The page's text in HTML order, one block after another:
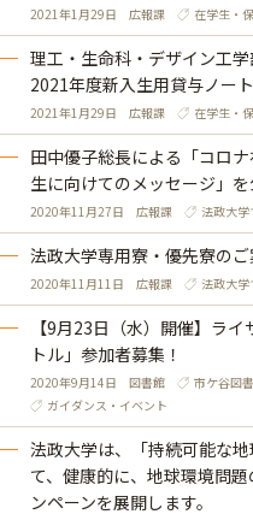
2021年1月29日 広報課 在学生・
理工・生命科・デザイン工
2021年度新入生用貸与ノー
2021年1月29日 広報課 在学生・
田中優子総長による「コロ
生に向けてのメッセージ」
2020年11月27日 広報課 法政大
法政大学専用寮・優先寮のご
2020年11月11日 広報課 法政大
【9月23日（水）開催】ラ
トル」参加者募集！
2020年9月14日 図書館 市ケ谷図
ガイダンス・イベント
法政大学は、「持続可能な
て、健康的に、地球環境問
ンペーンを展開します。